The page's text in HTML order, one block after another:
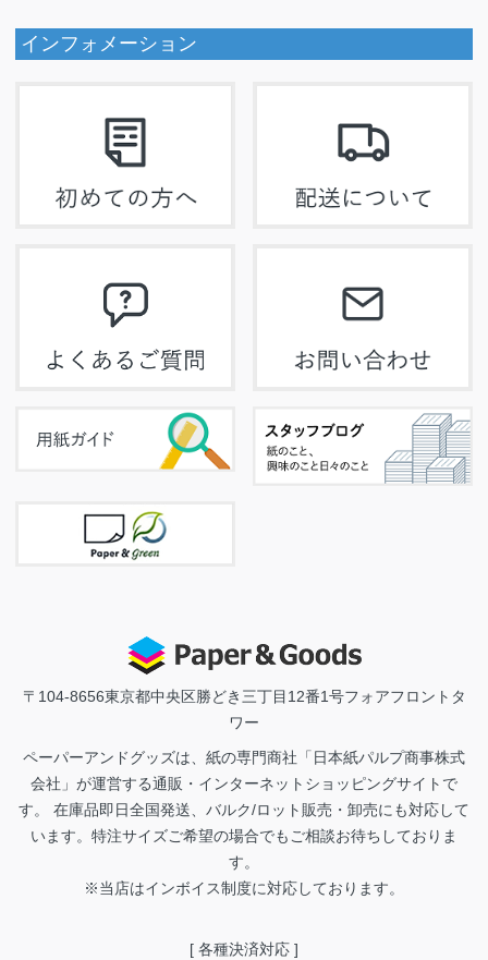
インフォメーション
〒104-8656東京都中央区勝どき三丁目12番1号フォアフロントタ
ワー
ペーパーアンドグッズは、紙の専門商社「日本紙パルプ商事株式
会社」が運営する通販・インターネットショッピングサイトで
す。 在庫品即日全国発送、バルク/ロット販売・卸売にも対応して
います。特注サイズご希望の場合でもご相談お待ちしておりま
す。
※当店はインボイス制度に対応しております。
[ 各種決済対応 ]